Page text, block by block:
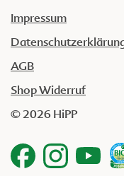
Impressum
AGB
Shop Widerruf
© 2026 HiPP